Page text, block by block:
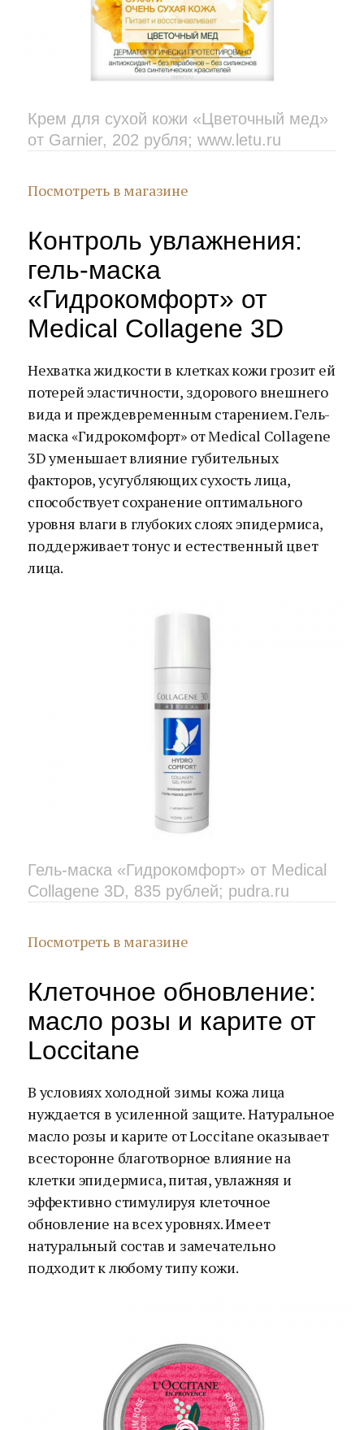
Крем для сухой кожи «Цветочный мед»
от Garnier, 202 рубля; www.letu.ru
Посмотреть в магазине
Контроль увлажнения:
гель-маска
«Гидрокомфорт» от
Medical Collagene 3D
Нехватка жидкости в клетках кожи грозит ей
потерей эластичности, здорового внешнего
вида и преждевременным старением. Гель-
маска «Гидрокомфорт» от Medical Collagene
3D уменьшает влияние губительных
факторов, усугубляющих сухость лица,
способствует сохранение оптимального
уровня влаги в глубоких слоях эпидермиса,
поддерживает тонус и естественный цвет
лица.
Гель-маска «Гидрокомфорт» от Medical
Collagene 3D, 835 рублей; pudra.ru
Посмотреть в магазине
Клеточное обновление:
масло розы и карите от
Loccitane
В условиях холодной зимы кожа лица
нуждается в усиленной защите. Натуральное
масло розы и карите от Loccitane оказывает
всесторонне благотворное влияние на
клетки эпидермиса, питая, увлажняя и
эффективно стимулируя клеточное
обновление на всех уровнях. Имеет
натуральный состав и замечательно
подходит к любому типу кожи.